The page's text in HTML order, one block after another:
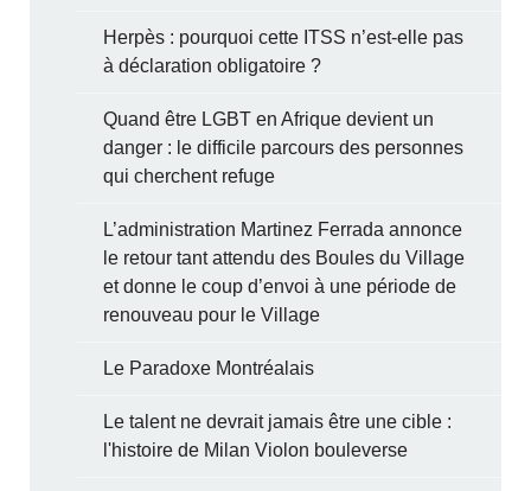
Herpès : pourquoi cette ITSS n’est-elle pas
à déclaration obligatoire ?
Quand être LGBT en Afrique devient un
danger : le difficile parcours des personnes
qui cherchent refuge
L’administration Martinez Ferrada annonce
le retour tant attendu des Boules du Village
et donne le coup d’envoi à une période de
renouveau pour le Village
Le Paradoxe Montréalais
Le talent ne devrait jamais être une cible :
l'histoire de Milan Violon bouleverse